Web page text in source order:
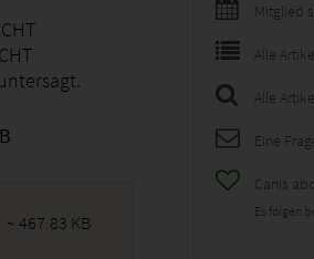
~ 467.83 KB
Mitglied
Alle
Alle
Eine
Canis
Es folgen